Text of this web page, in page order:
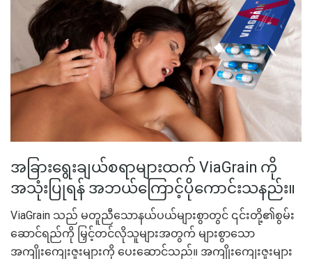
အခြားရွေးချယ်စရာများထက် ViaGrain ကို
အသုံးပြုရန် အဘယ်ကြောင့်ပိုကောင်းသနည်း။
ViaGrain သည် မတူညီသောနယ်ပယ်များစွာတွင် ၎င်းတို့၏စွမ်း
ဆောင်ရည်ကို မြှင့်တင်လိုသူများအတွက် များစွာသော
အကျိုးကျေးဇူးများကို ပေးဆောင်သည်။ အကျိုးကျေးဇူးများ